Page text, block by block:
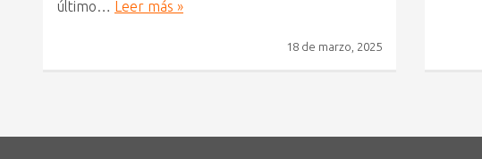
último… Leer más »
18 de marzo, 2025